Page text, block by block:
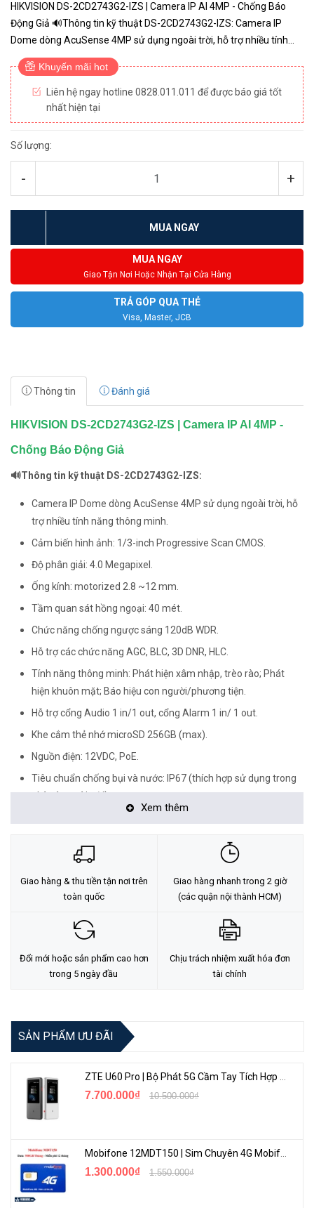
HIKVISION DS-2CD2743G2-IZS | Camera IP AI 4MP - Chống Báo
Động Giả 🔊Thông tin kỹ thuật DS-2CD2743G2-IZS: Camera IP
Dome dòng AcuSense 4MP sử dụng ngoài trời, hỗ trợ nhiều tính
năng thông minh. Cảm biến hình ảnh: 1/3-inch Progressive Scan
CM...
Khuyến mãi hot
Liên hệ ngay hotline 0828.011.011 để được báo giá tốt
nhất hiện tại
Số lượng:
- +
MUA NGAY
MUA NGAY
Giao Tận Nơi Hoặc Nhận Tại Cửa Hàng
TRẢ GÓP QUA THẺ
Visa, Master, JCB
Thông tin Đánh giá
HIKVISION DS-2CD2743G2-IZS | Camera IP AI 4MP -
Chống Báo Động Giả
🔊Thông tin kỹ thuật DS-2CD2743G2-IZS:
Camera IP Dome dòng AcuSense 4MP sử dụng ngoài trời, hỗ
trợ nhiều tính năng thông minh.
Cảm biến hình ảnh: 1/3-inch Progressive Scan CMOS.
Độ phân giải: 4.0 Megapixel.
Ống kính: motorized 2.8 ~12 mm.
Tầm quan sát hồng ngoại: 40 mét.
Chức năng chống ngược sáng 120dB WDR.
Hỗ trợ các chức năng AGC, BLC, 3D DNR, HLC.
Tính năng thông minh: Phát hiện xâm nhập, trèo rào; Phát
hiện khuôn mặt; Báo hiệu con người/phương tiện.
Hỗ trợ cổng Audio 1 in/1 out, cổng Alarm 1 in/ 1 out.
Khe cắm thẻ nhớ microSD 256GB (max).
Nguồn điện: 12VDC, PoE.
Tiêu chuẩn chống bụi và nước: IP67 (thích hợp sử dụng trong
nhà và ngoài trời).
<Hotline: 0828.011.011 - (028)7300.2021 - VoHoang.vn>
TẠI ĐÂY
Xem thêm
Giao hàng & thu tiền tận nơi trên
toàn quốc
Giao hàng nhanh trong 2 giờ
(các quận nội thành HCM)
Đổi mới hoặc sản phẩm cao hơn
trong 5 ngày đầu
Chịu trách nhiệm xuất hóa đơn
tài chính
SẢN PHẨM ƯU ĐÃI
ZTE U60 Pro | Bộ Phát 5G Cầm Tay Tích Hợp Công Nghệ WiFi 7, Pin 10000mAh
7.700.000₫ 10.500.000₫
1.300.000₫ 1.550.000₫